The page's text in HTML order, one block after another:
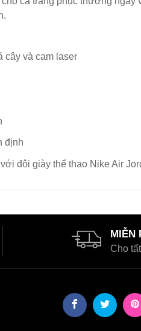
cây và cam laser
định
đôi giày thể thao Nike Air
MIỄN
Cho